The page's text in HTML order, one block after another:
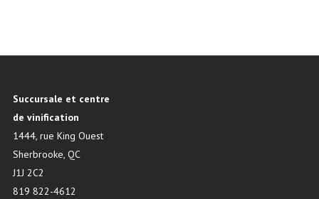
Succursale et centre
de vinification
1444, rue King Ouest
Sherbrooke, QC
J1J 2C2
819 822-4612